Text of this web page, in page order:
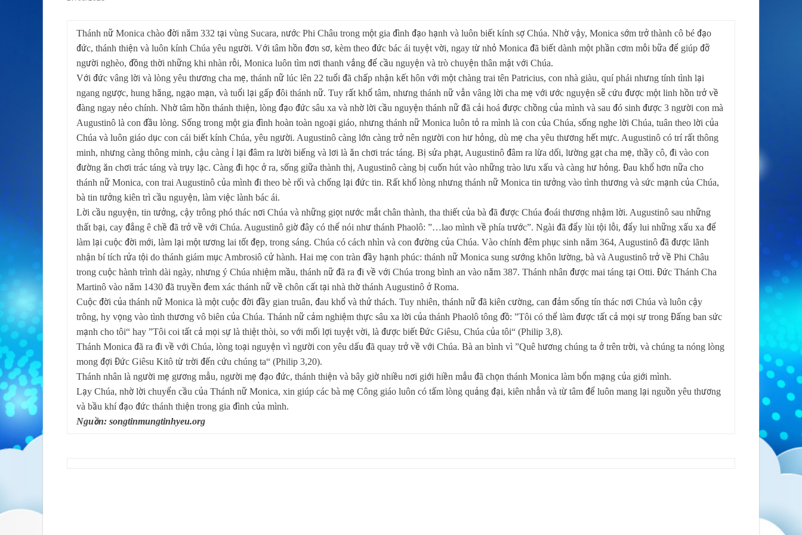
Thánh nữ Monica chào đời năm 332 tại vùng Sucara, nước Phi Châu trong một gia đình đạo hạnh và luôn biết kính sợ Chúa. Nhờ vậy, Monica sớm trở thành cô bé đạo
đức, thánh thiện và luôn kính Chúa yêu người. Với tâm hồn đơn sơ, kèm theo đức bác ái tuyệt vời, ngay từ nhỏ Monica đã biết dành một phần cơm mỗi bữa để giúp đỡ
người nghèo, đồng thời những khi nhàn rỗi, Monica luôn tìm nơi thanh vắng để cầu nguyện và trò chuyện thân mật với Chúa.
Với đức vâng lời và lòng yêu thương cha mẹ, thánh nữ lúc lên 22 tuổi đã chấp nhận kết hôn với một chàng trai tên Patricius, con nhà giàu, quí phái nhưng tính tình lại
ngang ngược, hung hăng, ngạo mạn, và tuổi lại gấp đôi thánh nữ. Tuy rất khổ tâm, nhưng thánh nữ vẫn vâng lời cha mẹ với ước nguyện sẽ cứu được một linh hồn trở về
đàng ngay nẻo chính. Nhờ tâm hồn thánh thiện, lòng đạo đức sâu xa và nhờ lời cầu nguyện thánh nữ đã cải hoá được chồng của mình và sau đó sinh được 3 người con mà
Augustinô là con đầu lòng. Sống trong một gia đình hoàn toàn ngoại giáo, nhưng thánh nữ Monica luôn tỏ ra mình là con của Chúa, sống nghe lời Chúa, tuân theo lời của
Chúa và luôn giáo dục con cái biết kính Chúa, yêu người. Augustinô càng lớn càng trở nên người con hư hỏng, dù mẹ cha yêu thương hết mực. Augustinô có trí rất thông
minh, nhưng càng thông minh, cậu càng ỉ lại đâm ra lười biếng và lơi là ăn chơi trác táng. Bị sửa phạt, Augustinô đâm ra lừa dối, lường gạt cha mẹ, thầy cô, đi vào con
đường ăn chơi trác táng và trụy lạc. Càng đi học ở ra, sống giữa thành thị, Augustinô càng bị cuốn hút vào những trào lưu xấu và càng hư hỏng. Đau khổ hơn nữa cho
thánh nữ Monica, con trai Augustinô của mình đi theo bè rối và chống lại đức tin. Rất khổ lòng nhưng thánh nữ Monica tin tưởng vào tình thương và sức mạnh của Chúa,
bà tin tưởng kiên trì cầu nguyện, làm việc lành bác ái.
Lời cầu nguyện, tin tưởng, cậy trông phó thác nơi Chúa và những giọt nước mắt chân thành, tha thiết của bà đã được Chúa đoái thương nhậm lời. Augustinô sau những
thất bại, cay đắng ê chề đã trở về với Chúa. Augustinô giờ đây có thể nói như thánh Phaolô: ”…lao mình về phía trước”. Ngài đã đẩy lùi tội lỗi, đẩy lui những xấu xa để
làm lại cuộc đời mới, làm lại một tương lai tốt đẹp, trong sáng. Chúa có cách nhìn và con đường của Chúa. Vào chính đêm phục sinh năm 364, Augustinô đã được lãnh
nhận bí tích rửa tội do thánh giám mục Ambrosiô cử hành. Hai mẹ con tràn đầy hạnh phúc: thánh nữ Monica sung sướng khôn lường, bà và Augustinô trở về Phi Châu
trong cuộc hành trình dài ngày, nhưng ý Chúa nhiệm mầu, thánh nữ đã ra đi về với Chúa trong bình an vào năm 387. Thánh nhân được mai táng tại Otti. Đức Thánh Cha
Martinô vào năm 1430 đã truyền đem xác thánh nữ về chôn cất tại nhà thờ thánh Augustinô ở Roma.
Cuộc đời của thánh nữ Monica là một cuộc đời đầy gian truân, đau khổ và thử thách. Tuy nhiên, thánh nữ đã kiên cường, can đảm sống tín thác nơi Chúa và luôn cậy
trông, hy vọng vào tình thương vô biên của Chúa. Thánh nữ cảm nghiệm thực sâu xa lời của thánh Phaolô tông đồ: ”Tôi có thể làm được tất cả mọi sự trong Đấng ban sức
mạnh cho tôi“ hay ”Tôi coi tất cả mọi sự là thiệt thòi, so với mối lợi tuyệt vời, là được biết Đức Giêsu, Chúa của tôi“ (Philip 3,8).
Thánh Monica đã ra đi về với Chúa, lòng toại nguyện vì người con yêu dấu đã quay trở về với Chúa. Bà an bình vì ”Quê hương chúng ta ở trên trời, và chúng ta nóng lòng
mong đợi Đức Giêsu Kitô từ trời đến cứu chúng ta“ (Philip 3,20).
Thánh nhân là người mẹ gương mẫu, người mẹ đạo đức, thánh thiện và bây giờ nhiều nơi giới hiền mẫu đã chọn thánh Monica làm bổn mạng của giới mình.
Lạy Chúa, nhờ lời chuyển cầu của Thánh nữ Monica, xin giúp các bà mẹ Công giáo luôn có tấm lòng quảng đại, kiên nhẫn và từ tâm để luôn mang lại nguồn yêu thương
và bầu khí đạo đức thánh thiện trong gia đình của mình.
Nguồn: songtinmungtinhyeu.org